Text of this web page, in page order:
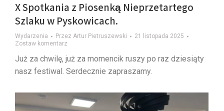
X Spotkania z Piosenką Nieprzetartego
Szlaku w Pyskowicach.
Wydarzenia Przez Artur Pietruszewski
21 listopada 2025
Zostaw komentarz
Już za chwilę, już za momencik ruszy po raz dziesiąty
nasz festiwal. Serdecznie zapraszamy.